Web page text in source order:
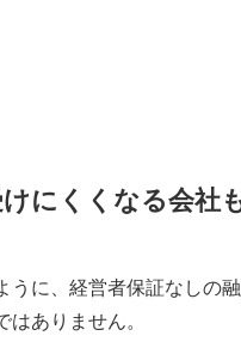
にくくなる会社
うに、経営者保証なしの
ありません。